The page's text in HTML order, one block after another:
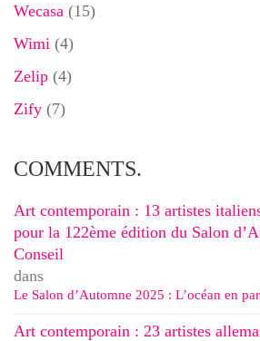
Wecasa (15)
Wimi (4)
Zelip (4)
Zify (7)
COMMENTS.
Art contemporain : 13 artistes
pour la 122ème édition du Salon
Conseil
dans
Le Salon d’Automne 2025 : L’océan en
Art contemporain : 23 artistes